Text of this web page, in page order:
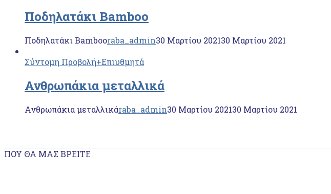
Ποδηλατάκι Βamboo
Ποδηλατάκι Βambooraba_admin30 Μαρτίου 202130 Μαρτίου 2021
Σύντομη Προβολή+Επιυθμητά
Ανθρωπάκια μεταλλικά
Ανθρωπάκια μεταλλικάraba_admin30 Μαρτίου 202130 Μαρτίου 2021
ΠΟΥ ΘΑ ΜΑΣ ΒΡΕΊΤΕ